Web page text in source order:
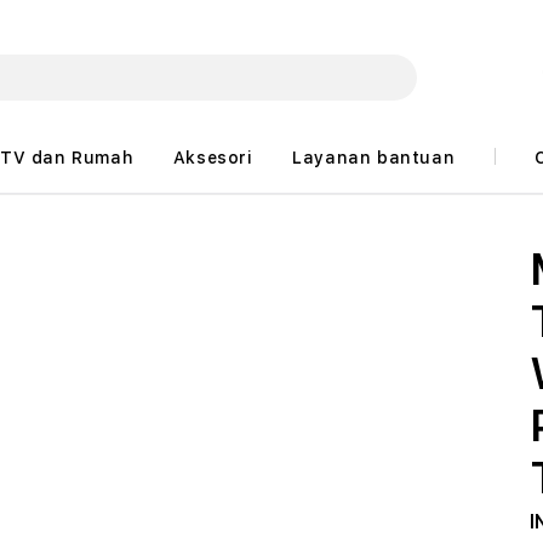
TV dan Rumah Aksesori Layanan bantuan